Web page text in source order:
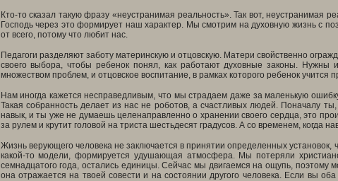
Кто-то сказал такую фразу «неустранимая реальность». Так вот, неустранимая
Господь через это формирует наш характер. Мы смотрим на духовную жизнь с
от всего, потому что любит нас.
Педагоги разделяют заботу материнскую и отцовскую. Матери свойственно
своего выбора, чтобы ребенок понял, как работают духовные законы. Нужны
множеством проблем, и отцовское воспитание, в рамках которого ребенок учится
Нам иногда кажется несправедливым, что мы страдаем даже за маленькую
Такая собранность делает из нас не роботов, а счастливых людей. Поначалу
навык, и ты уже не думаешь целенаправленно о хранении своего сердца, это
за рулем и крутит головой на триста шестьдесят градусов. А со временем, когда
Жизнь верующего человека не заключается в принятии определенных
какой-то модели, формируется удушающая атмосфера. Мы потеряли
семнадцатого года, остались единицы. Сейчас мы двигаемся на ощупь, поэтому
она отражается на твоей совести и на состоянии другого человека. Если вы